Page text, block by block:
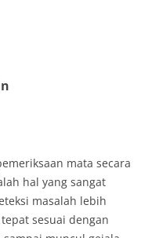
mata secara
hal yang sangat
masalah lebih
sesuai dengan